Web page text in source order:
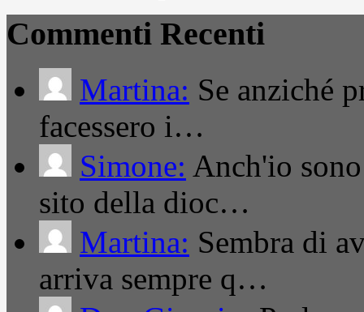
Commenti Recenti
Martina: Se anziché
facessero i…
Simone: Anch'io
sito della dioc…
Martina: Sembra di
arriva sempre q…